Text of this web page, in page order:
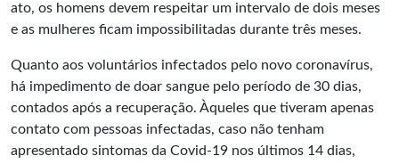
ato, os homens devem respeitar um intervalo de dois meses
e as mulheres ficam impossibilitadas durante três meses.
Quanto aos voluntários infectados pelo novo coronavírus,
há impedimento de doar sangue pelo período de 30 dias,
contados após a recuperação. Àqueles que tiveram apenas
contato com pessoas infectadas, caso não tenham
apresentado sintomas da Covid-19 nos últimos 14 dias,